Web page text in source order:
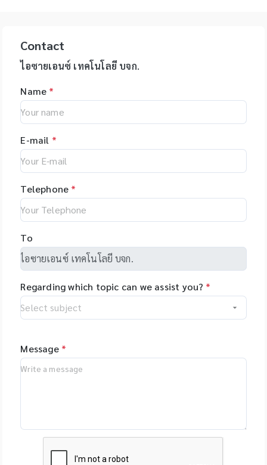
expressionL is the
for both chemical
applications. •
Natural products •
Peptides • Proteins •
Oligonucleotides •
Polymers
your assays.
epMotion is
available in four
different formats
and with different
upgrade options,
giving you the
flexibility to tailor
the system to your
specific
unique software
makes
programming easy
set-up even
complex tasks with
minimal training.
Phenomics Systems,
Oxford Nanopore
MGI Tech Co., Ltd.,
US Download
https://drive.google
.com/file/d/1GLRohy
kZyVSyDn2LiVT_W8E
usp=share_link
Specification: use
for 2ml, 1.5ml, 1.8ml
Temperature range:
stable from -80? to
+121? for PP boxes *
to 121?C for PC
boxes Application:
Used for freezing
liquids, storing
laboratory sample
เพิ่ม-ลด อุณหภูมิทำได้
อย่างรวดเร็วและมีความ
Mini - เป็นเครื่อง Real
และกะทัดรัดที่สุดในโลก
สามารถทำงานได้หลาก
Relative
PCRBIOSYSTEMS เป็น
Contact
ไอซายเอนซ์ เทคโนโลยี บจก.
Name *
E-mail *
Telephone *
To
Regarding which topic can we assist you? *
Message *